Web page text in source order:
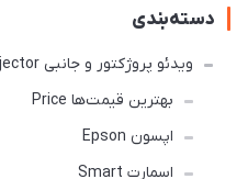
دسته‌بندی
ویدئو پروژکتور و جانبی Projector
بهترین قیمت‌ها Price
اپسون Epson
اسمارت Smart